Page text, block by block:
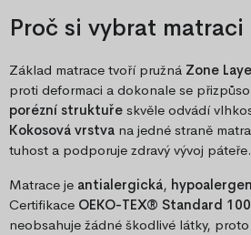
Proč si vybrat matraci
Základ matrace tvoří pružná Zone
proti deformaci a dokonale se
porézní struktuře skvěle odvádí
Kokosová vrstva na jedné straně
tuhost a podporuje zdravý vývoj páteře.
Matrace je antialergická,
Certifikace OEKO-TEX® Standard 100
neobsahuje žádné škodlivé látky,